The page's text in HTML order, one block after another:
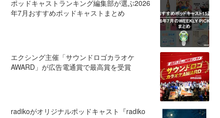
ポッドキャストランキング編集部が選ぶ2026
年7月おすすめポッドキャストまとめ
エクシング主催「サウンドロゴカラオケ
AWARD」が広告電通賞で最高賞を受賞
radikoがオリジナルポッドキャスト『radiko